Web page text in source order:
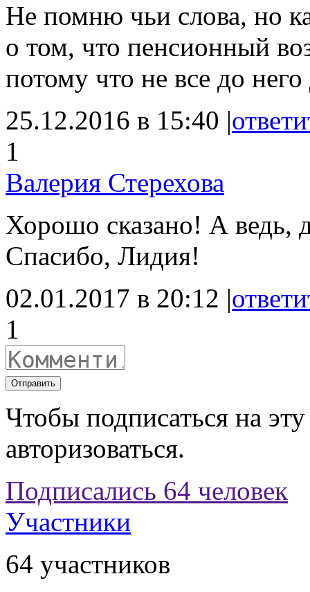
Не помню чьи слова, но
о том, что пенсионный
потому что не все до
25.12.2016 в 15:40 |
1
Валерия Стерехова
Хорошо сказано! А ведь,
Спасибо, Лидия!
02.01.2017 в 20:12 |
1
Отправить
Чтобы подписаться на
авторизоваться.
Подписались 64 человек
Участники
64 участников